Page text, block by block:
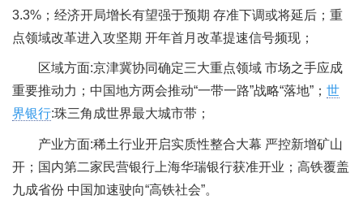
3.3%；经济开局增长有望强于预期 存准下调或将延后；重
点领域改革进入攻坚期 开年首月改革提速信号频现；
区域方面:京津冀协同确定三大重点领域 市场之手应成
重要推动力；中国地方两会推动“一带一路”战略“落地”； 世
界银行:珠三角成世界最大城市带；
产业方面:稀土行业开启实质性整合大幕 严控新增矿山
开；国内第二家民营银行上海华瑞银行获准开业；高铁覆盖
九成省份 中国加速驶向“高铁社会”。